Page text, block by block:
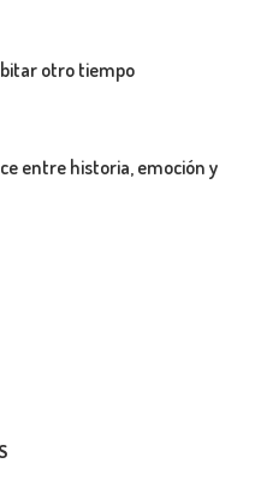
otro tiempo
entre historia, emoción y